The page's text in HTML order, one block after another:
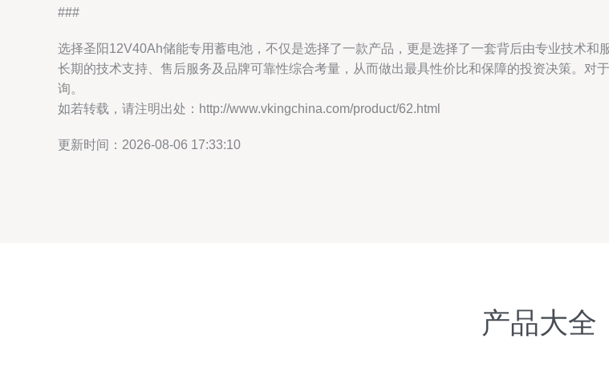
###
选择圣阳12V40Ah储能专用蓄电池，不仅是选择了一款产品，更是选择了一套背后由专业技术
长期的技术支持、售后服务及品牌可靠性综合考量，从而做出最具性价比和保障的投资决策。对
询。
如若转载，请注明出处：http://www.vkingchina.com/product/62.html
更新时间：2026-08-06 17:33:10
产品大全